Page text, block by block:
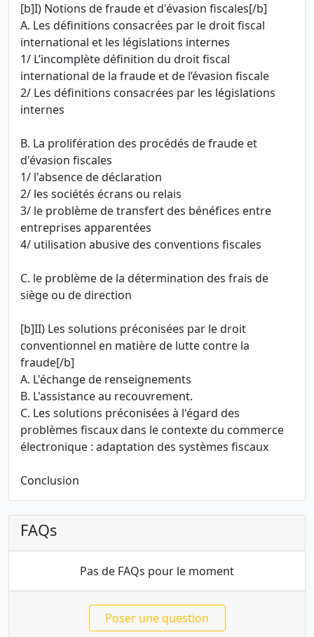
[b]I) Notions de fraude et d'évasion fiscales[/b]
A. Les définitions consacrées par le droit fiscal
international et les législations internes
1/ L’incomplète définition du droit fiscal
international de la fraude et de l’évasion fiscale
2/ Les définitions consacrées par les législations
internes
B. La prolifération des procédés de fraude et
d'évasion fiscales
1/ l'absence de déclaration
2/ les sociétés écrans ou relais
3/ le problème de transfert des bénéfices entre
entreprises apparentées
4/ utilisation abusive des conventions fiscales
C. le problème de la détermination des frais de
siège ou de direction
[b]II) Les solutions préconisées par le droit
conventionnel en matière de lutte contre la
fraude[/b]
A. L'échange de renseignements
B. L'assistance au recouvrement.
C. Les solutions préconisées à l'égard des
problèmes fiscaux dans le contexte du commerce
électronique : adaptation des systèmes fiscaux
Conclusion
FAQs
Pas de FAQs pour le moment
Poser une question